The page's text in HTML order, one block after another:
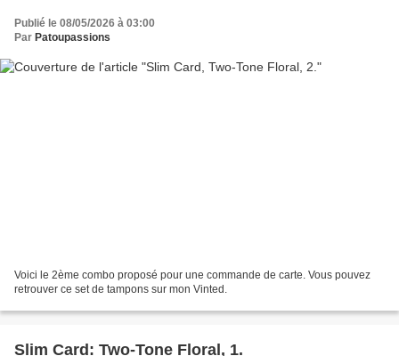
Publié le 08/05/2026 à 03:00
Par Patoupassions
Voici le 2ème combo proposé pour une commande de carte. Vous pouvez
retrouver ce set de tampons sur mon Vinted.
Slim Card: Two-Tone Floral, 1.